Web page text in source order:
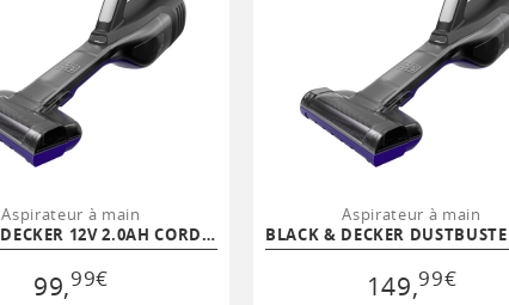
Aspirateur à main
BLACK & DECKER 12V 2.0AH CORDLESS HAND VAC BASE
99,99€
Aspirateur à main
149,99€